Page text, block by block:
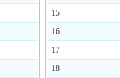
15
16
17
18